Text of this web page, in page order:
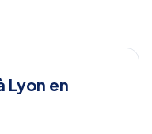
Lyon en